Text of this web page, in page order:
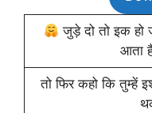
जुड़े दो तो इक हो
आता
तो फिर कहो कि तुम्हें